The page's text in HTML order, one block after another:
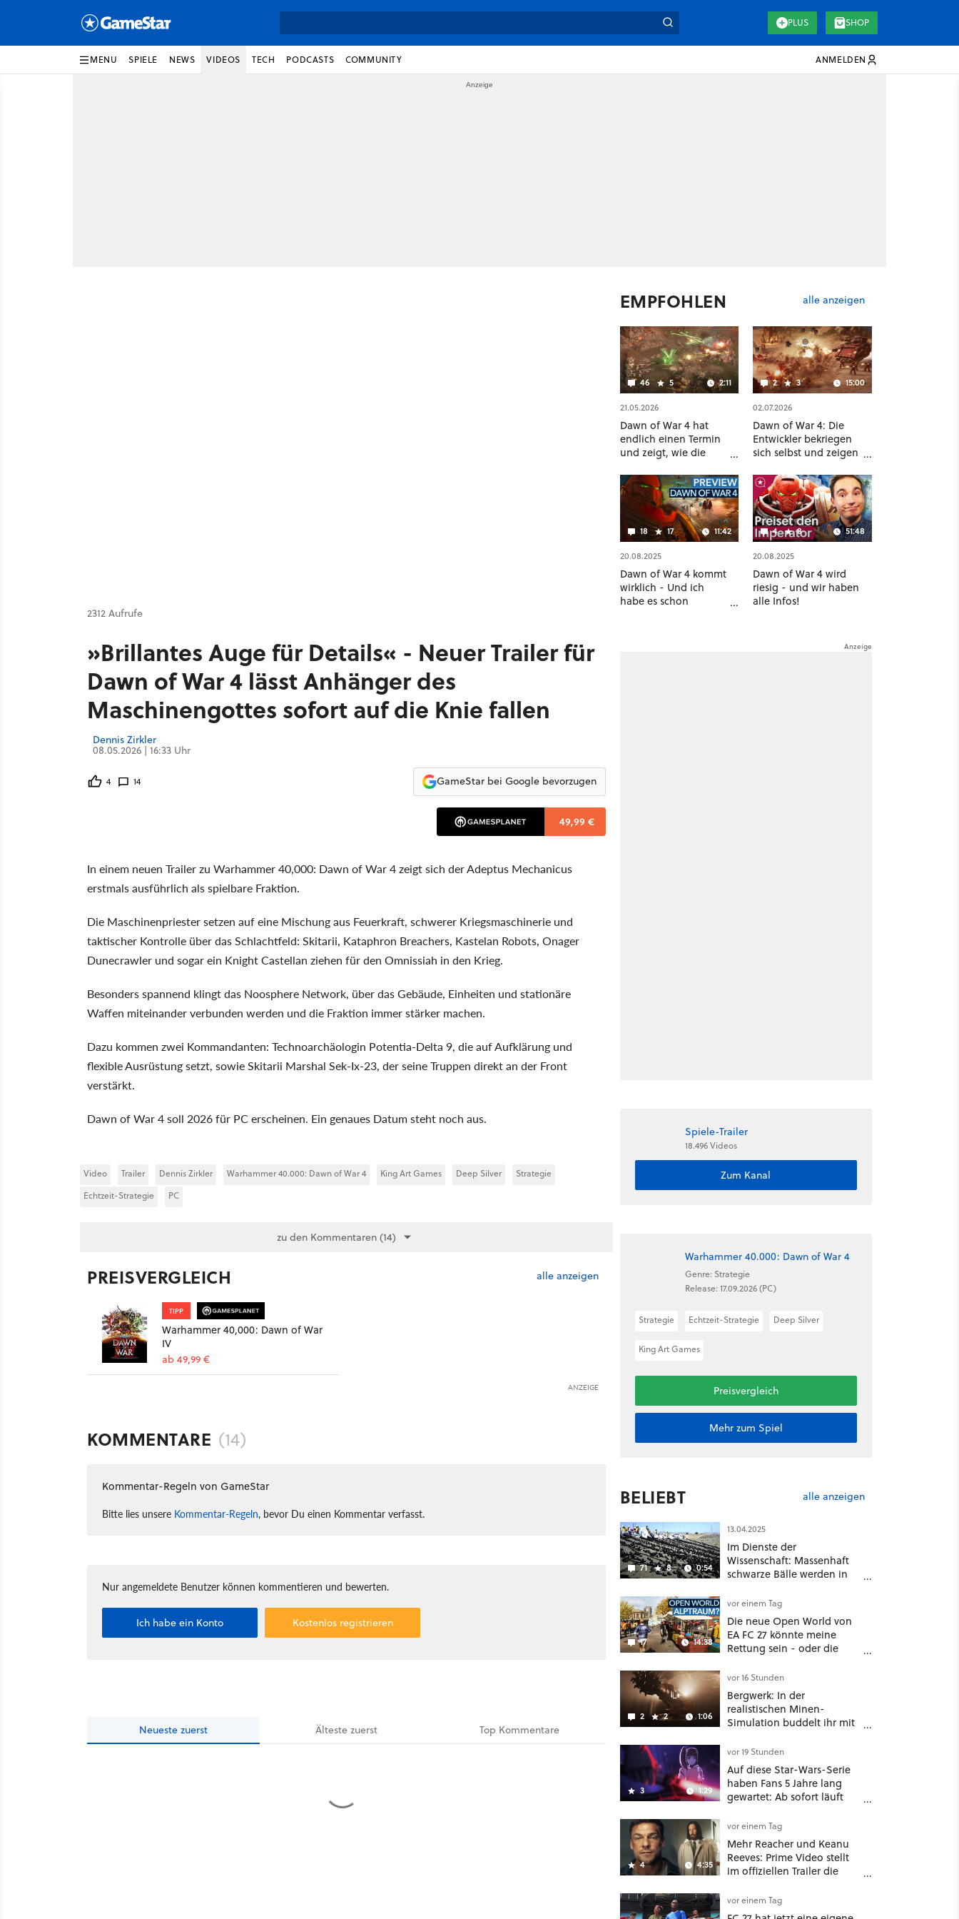
PLUS SHOP
MENU SPIELE NEWS VIDEOS TECH PODCASTS COMMUNITY ANMELDEN
2312 Aufrufe
»Brillantes Auge für Details« - Neuer Trailer für
Dawn of War 4 lässt Anhänger des
Maschinengottes sofort auf die Knie fallen
Dennis Zirkler
08.05.2026 | 16:33 Uhr
4 14 GameStar bei Google bevorzugen
49,99 €
In einem neuen Trailer zu Warhammer 40,000: Dawn of War 4 zeigt sich der Adeptus Mechanicus
erstmals ausführlich als spielbare Fraktion.
Die Maschinenpriester setzen auf eine Mischung aus Feuerkraft, schwerer Kriegsmaschinerie und
taktischer Kontrolle über das Schlachtfeld: Skitarii, Kataphron Breachers, Kastelan Robots, Onager
Dunecrawler und sogar ein Knight Castellan ziehen für den Omnissiah in den Krieg.
Besonders spannend klingt das Noosphere Network, über das Gebäude, Einheiten und stationäre
Waffen miteinander verbunden werden und die Fraktion immer stärker machen.
Dazu kommen zwei Kommandanten: Technoarchäologin Potentia-Delta 9, die auf Aufklärung und
flexible Ausrüstung setzt, sowie Skitarii Marshal Sek-Ix-23, der seine Truppen direkt an der Front
verstärkt.
Dawn of War 4 soll 2026 für PC erscheinen. Ein genaues Datum steht noch aus.
Video Trailer Dennis Zirkler Warhammer 40.000: Dawn of War 4 King Art Games Deep Silver
Strategie
Echtzeit-Strategie
PC
zu den Kommentaren (14)
PREISVERGLEICH alle anzeigen
TIPP
Warhammer 40,000: Dawn of War
IV
ab 49,99 €
ANZEIGE
KOMMENTARE (14)
Kommentar-Regeln von GameStar
Bitte lies unsere Kommentar-Regeln, bevor Du einen Kommentar verfasst.
Nur angemeldete Benutzer können kommentieren und bewerten.
Ich habe ein Konto Kostenlos registrieren
Neueste zuerst Ältestezuerst Top Kommentare
EMPFOHLEN alle anzeigen
46 5 2:11
21.05.2026
Dawn of War 4 hat
endlich einen Termin
und zeigt, wie die
aussieht
2 3 15:00
02.07.2026
Dawn of War 4: Die
Entwickler bekriegen
sich selbst und zeigen
Multiplayer
18 17 11:42
20.08.2025
Dawn of War 4 kommt
wirklich - Und ich
habe es schon
4 8 51:48
20.08.2025
Dawn of War 4 wird
riesig - und wir haben
alle Infos!
Spiele-Trailer
18.496 Videos
Zum Kanal
Warhammer 40.000: Dawn of War 4
Genre: Strategie
Release: 17.09.2026 (PC)
Strategie Echtzeit-Strategie Deep Silver
King Art Games
Preisvergleich
Mehr zum Spiel
BELIEBT alle anzeigen
71 8 0:54
13.04.2025
Im Dienste der
Wissenschaft: Massenhaft
schwarze Bälle werden in
geschüttet
17 14:38
vor einem Tag
Die neue Open World von
EA FC 27 könnte meine
Rettung sein - oder die
2 2 1:06
vor 16 Stunden
Bergwerk: In der
realistischen Minen-
Simulation buddelt ihr mit
möglichst vorsichtig Kohle
aus
3 1:29
vor 19 Stunden
Auf diese Star-Wars-Serie
haben Fans 5 Jahre lang
gewartet: Ab sofort läuft
Disney Plus
4 4:35
vor einem Tag
Mehr Reacher und Keanu
Reeves: Prime Video stellt
im offiziellen Trailer die
August 2026 vor
vor einem Tag